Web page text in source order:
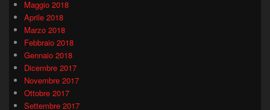
Maggio 2018
Aprile 2018
Marzo 2018
Febbraio 2018
Gennaio 2018
Dicembre 2017
Novembre 2017
Ottobre 2017
Settembre 2017